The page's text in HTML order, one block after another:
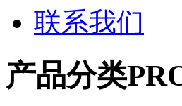
联系我们
产品分类